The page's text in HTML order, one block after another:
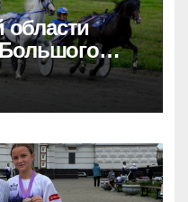
области